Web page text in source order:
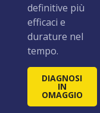
definitive più
efficaci e
durature nel
tempo.
DIAGNOSI
IN
OMAGGIO